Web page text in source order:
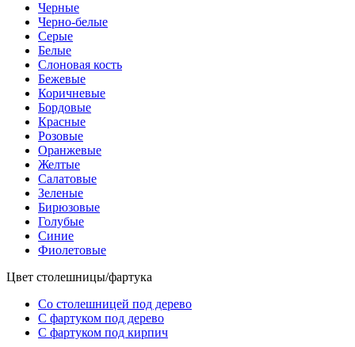
Черные
Черно-белые
Серые
Белые
Слоновая кость
Бежевые
Коричневые
Бордовые
Красные
Розовые
Оранжевые
Желтые
Салатовые
Зеленые
Бирюзовые
Голубые
Синие
Фиолетовые
Цвет столешницы/фартука
Со столешницей под дерево
С фартуком под дерево
С фартуком под кирпич